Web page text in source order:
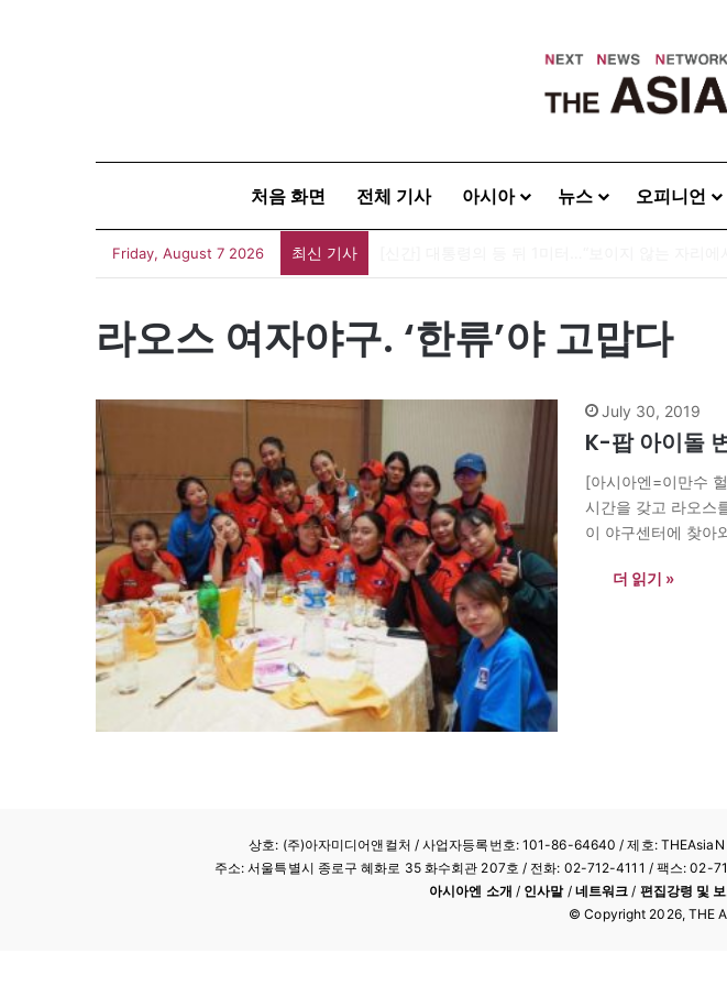
처음 화면 전체 기사 아시아 뉴스 오피니언
Friday, August 7 2026 최신 기사
라오스 여자야구. ‘한류’야 고맙다
July 30, 2019
K-팝 아이돌
[아시아엔=이만수
시간을 갖고 라오스
이 야구센터에 찾아
더 읽기 »
상호: (주)아자미디어앤컬처 /사업자등록번호: 101-86-64640 / 제호:
주소: 서울특별시 종로구 혜화로 35 화수회관 207호 / 전화: 02-712-4111 / 팩스: 02-
아시아엔 소개 / 인사말/ 네트워크 / 편집강령 및
© Copyright 2026, THE